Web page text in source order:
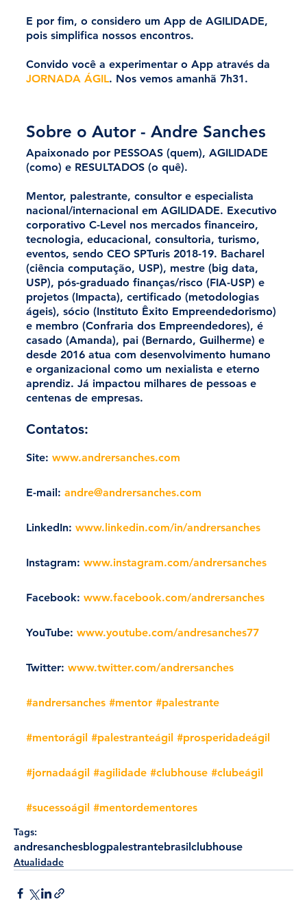
E por fim, o considero um App de AGILIDADE,
pois simplifica nossos encontros.
Convido você a experimentar o App através da
JORNADA ÁGIL. Nos vemos amanhã 7h31.
Sobre o Autor - Andre Sanches
Apaixonado por PESSOAS (quem), AGILIDADE
(como) e RESULTADOS (o quê).
Mentor, palestrante, consultor e especialista
nacional/internacional em AGILIDADE. Executivo
corporativo C-Level nos mercados financeiro,
tecnologia, educacional, consultoria, turismo,
eventos, sendo CEO SPTuris 2018-19. Bacharel
(ciência computação, USP), mestre (big data,
USP), pós-graduado finanças/risco (FIA-USP) e
projetos (Impacta), certificado (metodologias
ágeis), sócio (Instituto Êxito Empreendedorismo)
e membro (Confraria dos Empreendedores), é
casado (Amanda), pai (Bernardo, Guilherme) e
desde 2016 atua com desenvolvimento humano
e organizacional como um nexialista e eterno
aprendiz. Já impactou milhares de pessoas e
centenas de empresas.
Contatos:
Site: www.andrersanches.com
E-mail: andre@andrersanches.com
LinkedIn: www.linkedin.com/in/andrersanches
Instagram: www.instagram.com/andrersanches
Facebook: www.facebook.com/andrersanches
YouTube: www.youtube.com/andresanches77
Twitter: www.twitter.com/andrersanches
#andrersanches #mentor #palestrante
#mentorágil #palestranteágil #prosperidadeágil
#jornadaágil #agilidade #clubhouse #clubeágil
#sucessoágil #mentordementores
Tags:
andresanchesblogpalestrantebrasilclubhouse
Atualidade